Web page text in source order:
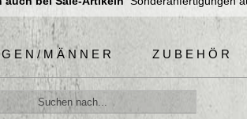
MÄNNER ZUBEHÖR